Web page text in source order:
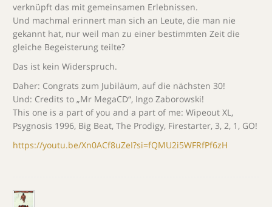
verknüpft das mit gemeinsamen Erlebnissen.
Und machmal erinnert man sich an Leute, die man nie
gekannt hat, nur weil man zu einer bestimmten Zeit die
gleiche Begeisterung teilte?
Das ist kein Widerspruch.
Daher: Congrats zum Jubiläum, auf die nächsten 30!
Und: Credits to „Mr MegaCD“, Ingo Zaborowski!
This one is a part of you and a part of me: Wipeout XL,
Psygnosis 1996, Big Beat, The Prodigy, Firestarter, 3, 2, 1, GO!
https://youtu.be/Xn0ACf8uZeI?si=fQMU2i5WFRfPf6zH